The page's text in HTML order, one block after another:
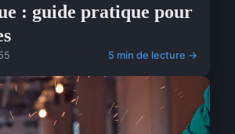
: guide pratique pour
5 min de lecture →